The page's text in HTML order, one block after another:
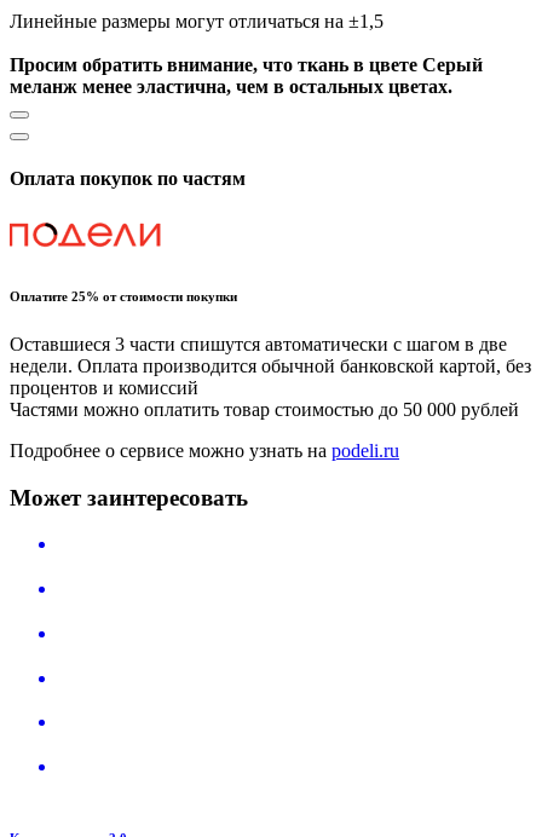
Линейные размеры могут отличаться на ±1,5
Просим обратить внимание, что ткань в цвете Серый
меланж менее эластична, чем в остальных цветах.
Оплата покупок по частям
Оплатите 25% от стоимости покупки
Оставшиеся 3 части спишутся автоматически с шагом в две
недели. Оплата производится обычной банковской картой, без
процентов и комиссий
Частями можно оплатить товар стоимостью до 50 000 рублей
Подробнее о сервисе можно узнать на podeli.ru
Может заинтересовать